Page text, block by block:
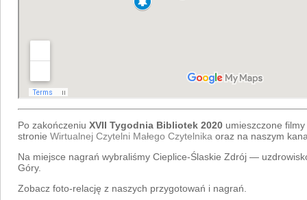
Po zakończeniu XVII Tygodnia Bibliotek 2020 umieszczone
stronie Wirtualnej Czytelni Małego Czytelnika oraz na naszym
Na miejsce nagrań wybraliśmy Cieplice-Ślaskie Zdrój —
Góry.
Zobacz foto-relację z naszych przygotowań i nagrań.